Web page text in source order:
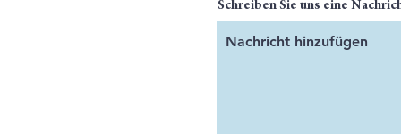
Schreiben Sie uns eine